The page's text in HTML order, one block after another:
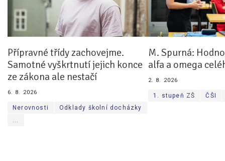
Přípravné třídy zachovejme.
Samotné vyškrtnutí jejich konce
ze zákona ale nestačí
6. 8. 2026
Nerovnosti
Odklady školní docházky
...
M. Spurná:
alfa a omega
2. 8. 2026
1. stupeň ZŠ ČŠI